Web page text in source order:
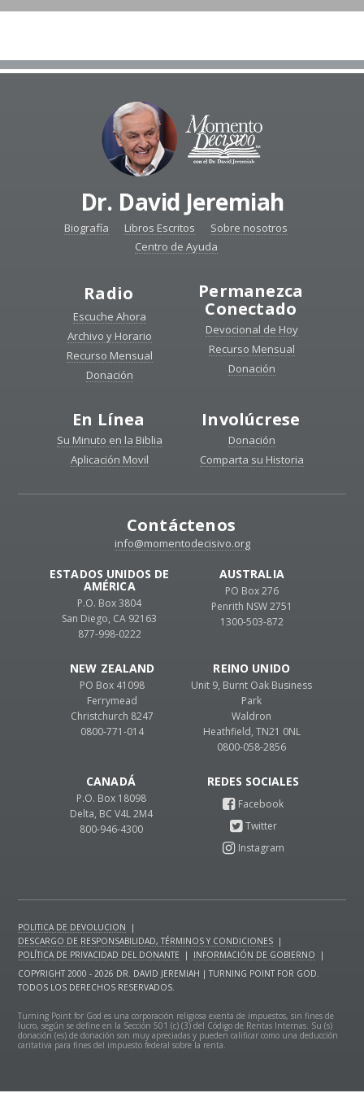
Dr. David Jeremiah
Biografía Libros Escritos
Sobre nosotros
Centro de Ayuda
Radio
Escuche Ahora
Archivo y Horario
Recurso Mensual
Donación
Permanezca
Conectado
Devocional de Hoy
Recurso Mensual
Donación
En Línea
Su Minuto en la Biblia
Aplicación Movil
Involúcrese
Donación
Comparta su Historia
Contáctenos
info@momentodecisivo.org
ESTADOS UNIDOS DE
AMÉRICA
P.O. Box 3804
San Diego, CA 92163
877-998-0222
CANADÁ
P.O. Box 18098
Delta, BC V4L 2M4
800-946-4300
REINO UNIDO
Unit 9, Burnt Oak Business
Park
Waldron
Heathfield, TN21 0NL
0800-058-2856
AUSTRALIA
PO Box 276
Penrith NSW 2751
1300-503-872
NEW ZEALAND
PO Box 41098
Ferrymead
Christchurch 8247
0800-771-014
POLITICA DE DEVOLUCION
|
DESCARGO DE RESPONSABILIDAD, TÉRMINOS Y CONDICIONES |
POLÍTICA DE PRIVACIDAD DEL DONANTE
| INFORMACIÓN DE GOBIERNO
|
COPYRIGHT 2000 - 2026 DR. DAVID JEREMIAH | TURNING POINT FOR GOD.
TODOS LOS DERECHOS RESERVADOS.
Turning Point for God es una corporación religiosa exenta de impuestos, sin fines de
lucro, según se define en la Sección 501 (c) (3) del Código de Rentas Internas. Su (s)
donación (es) de donación son muy apreciadas y pueden calificar como una deducción
caritativa para fines del impuesto federal sobre la renta.